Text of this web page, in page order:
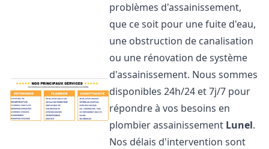
problèmes d'assainissement,
que ce soit pour une fuite d'eau,
une obstruction de canalisation
ou une rénovation de système
d'assainissement. Nous sommes
disponibles 24h/24 et 7j/7 pour
répondre à vos besoins en
plombier assainissement Lunel.
Nos délais d'intervention sont